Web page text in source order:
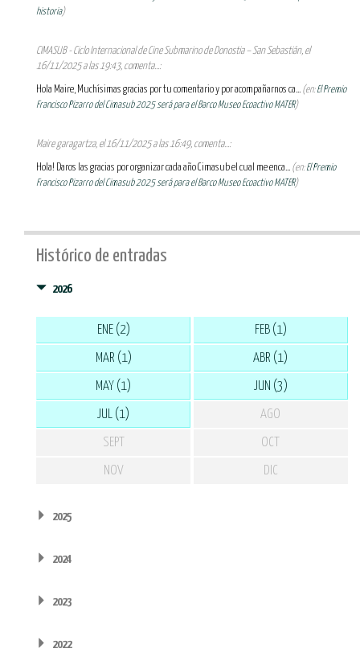
historia)
CIMASUB - Ciclo Internacional de Cine Submarino de Donostia – San Sebastián, el
16/11/2025 a las 19:43, comenta...:
Hola Maire, Muchísimas gracias por tu comentario y por acompañarnos ca... (en:El Premio
Francisco Pizarro del Cimasub 2025 será para el Barco Museo Ecoactivo MATER)
Maire garagartza, el 16/11/2025 a las 16:49, comenta...:
Hola! Daros las gracias por organizar cada año Cimasub el cual me enca... (en:El Premio
Francisco Pizarro del Cimasub 2025 será para el Barco Museo Ecoactivo MATER)
Histórico de entradas
2026
ENE (2) FEB (1)
MAR (1) ABR (1)
MAY (1) JUN (3)
JUL (1) AGO
SEPT OCT
NOV DIC
2025
2024
2023
2022